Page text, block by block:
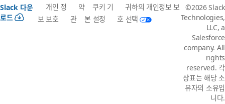
Slack 다운
로드
개인 정
보 보호
약
관
쿠키 기
본 설정
귀하의 개인정보 보
호 선택
©2026 Slack
Technologies,
LLC, a
Salesforce
company. All
rights
reserved. 각
상표는 해당 소
유자의 소유입
니다.